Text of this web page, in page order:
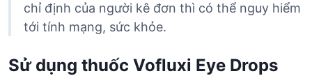
chỉ định của người kê đơn thì có thể nguy hiểm
tới tính mạng, sức khỏe.
Sử dụng thuốc Vofluxi Eye Drops